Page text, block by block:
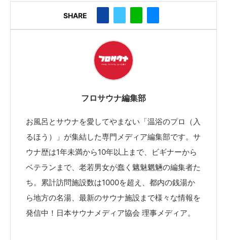
SHARE
フロサウナ編集部
お風呂とサウナを愛してやまない「温浴のプロ（入
るほう）」が集結した専門メディア編集部です。サ
ウナ歴は1年未満から10年以上まで、ビギナーから
ベテランまで、老若男女が蠢く魑魅魍魎の編集者た
ち。累計訪問施設数は1000を超え、都内の銭湯か
ら地方の名湯、最新のサウナ施設まで様々な情報を
発信中！日本サウナメディア協会 理事メディア。